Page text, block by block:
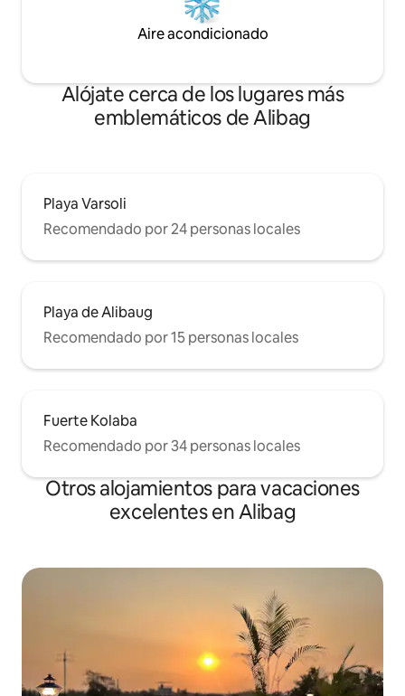
Aire acondicionado
Alójate cerca de los lugares más
emblemáticos de Alibag
Playa Varsoli
Recomendado por 24 personas locales
Playa de Alibaug
Recomendado por 15 personas locales
Fuerte Kolaba
Recomendado por 34 personas locales
Otros alojamientos para vacaciones
excelentes en Alibag